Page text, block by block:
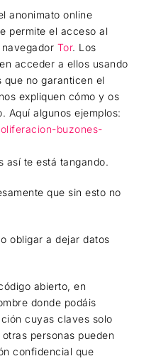
anonimato online
permite el acceso al
Tor. Los
acceder a ellos usando
que no garanticen el
expliquen cómo y os
Aquí algunos ejemplos:
buzones-
así te está tangando.
que sin esto no
obligar a dejar datos
abierto, en
donde podáis
cuyas claves solo
personas pueden
confidencial que